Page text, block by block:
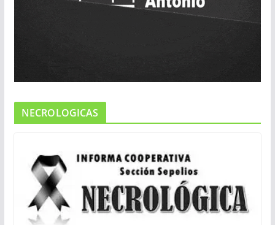
NECROLOGICAS